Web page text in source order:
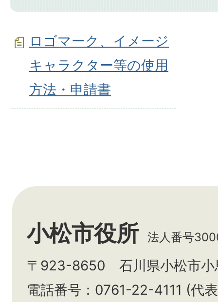
ロゴマーク、イメージ
キャラクター等の使用
方法・申請書
小松市役所 法人番号
〒923-8650 石川県小松市小
電話番号：0761-22-4111 (代